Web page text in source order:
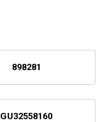
898281
GU32558160